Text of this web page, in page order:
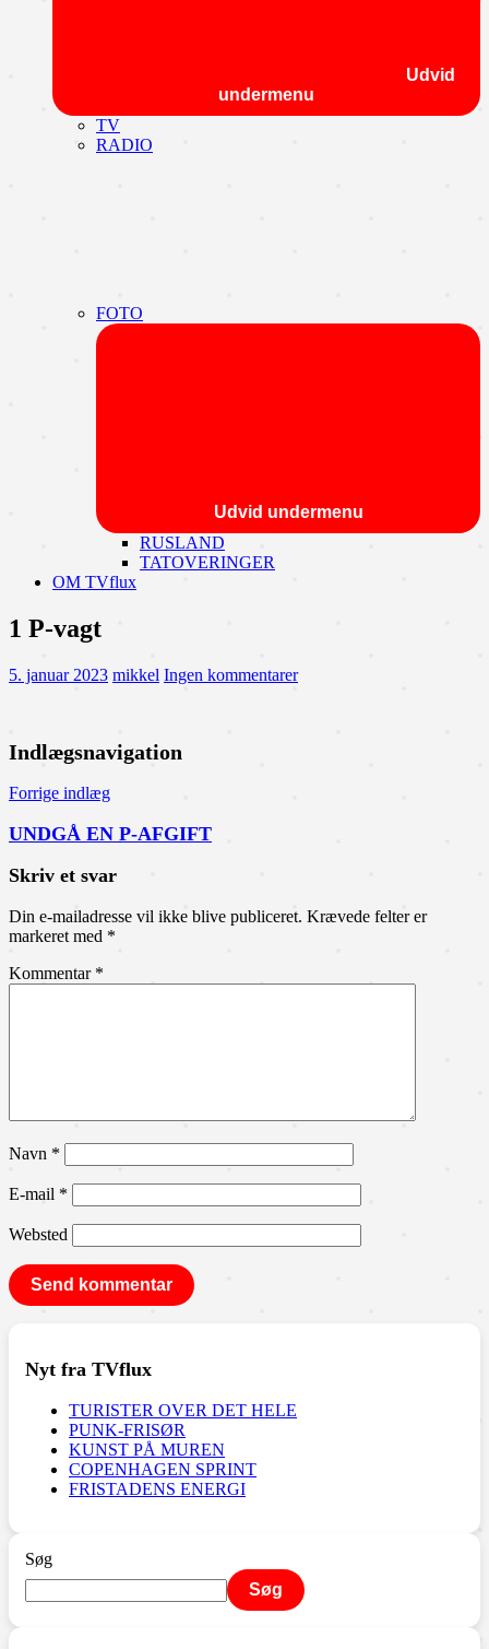
Udvid
undermenu
TV
RADIO
FOTO
Udvid undermenu
RUSLAND
TATOVERINGER
OM TVflux
1 P-vagt
5. januar 2023 mikkel Ingen kommentarer
Indlægsnavigation
Forrige indlæg
UNDGÅ EN P-AFGIFT
Skriv et svar
Din e-mailadresse vil ikke blive publiceret. Krævede felter er
markeret med *
Kommentar *
Navn *
E-mail *
Websted
Nyt fra TVflux
TURISTER OVER DET HELE
PUNK-FRISØR
KUNST PÅ MUREN
COPENHAGEN SPRINT
FRISTADENS ENERGI
Søg
Søg